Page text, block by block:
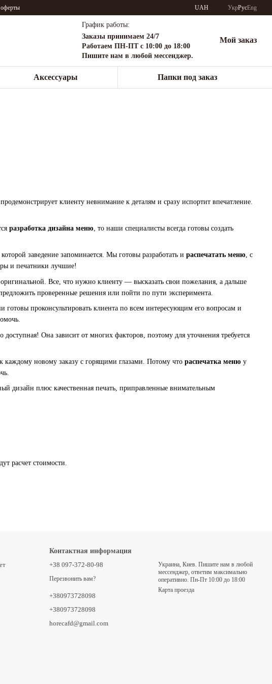
UAH УкрРусEng
График работы:
Заказы принимаем 24/7
Работаем ПН-ПТ с 10:00 до 18:00
Пишите нам в любой мессенджер.
Мой заказ
Аксессуары Папки под заказ
клиенту невнимание к деталям и сразу испортит впечатление.
разработка дизайна меню , то наши специалисты всегда готовы создать
заведение запоминается. Мы готовы разработать и распечатать меню, с
и печатники лучшие!
оригинальной. Все, что нужно клиенту — высказать свои пожелания, а дальше
проверенные решения или пойти по пути эксперимента.
проконсультировать клиента по всем интересующим его вопросам и
Она зависит от многих факторов, поэтому для уточнения требуется
новому заказу с горящими глазами. Потому что распечатка меню у
дизайн плюс качественная печать, приправленные внимательным
расчет стоимости.
Контактная информация
+38 097-372-80-98
Перезвонить вам?
+380973728098
+380973728098
horecafd@gmail.com
Украина, Киев. Пишите нам в любой
месcенджер, ответим максимально
оперативно. Пн-Пт 10:00 до 18:00
Карта проезда